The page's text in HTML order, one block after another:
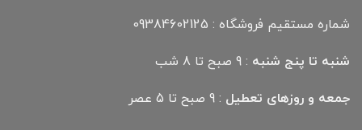
شماره مستقیم فروشگاه : 09384602125
شنبه تا پنج شنبه : 9 صبح تا 8 شب
جمعه و روزهای تعطیل : 9 صبح تا 5 عصر